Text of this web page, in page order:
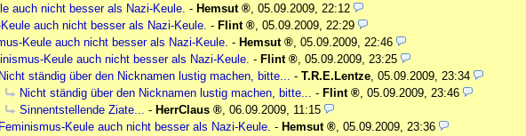
auch nicht besser als Nazi-Keule. - Hemsut , 05.09.2009, 22:12
auch nicht besser als Nazi-Keule. - Flint , 05.09.2009, 22:29
Keule auch nicht besser als Nazi-Keule. - Hemsut , 05.09.2009, 22:46
Keule auch nicht besser als Nazi-Keule. - Flint , 05.09.2009, 23:25
Nicht ständig über den Nicknamen lustig machen, bitte... - T.R.E.Lentze, 05.09.2009, 23:34
Nicht ständig über den Nicknamen lustig machen, bitte... - Flint , 05.09.2009, 23:46
Sinnentstellende Ziate... - HerrClaus , 06.09.2009, 11:15
Feminismus-Keule auch nicht besser als Nazi-Keule. - Hemsut , 05.09.2009, 23:36